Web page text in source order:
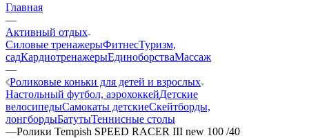
Главная
—
Активный отдых
Силовые тренажерыФитнесТуризм,
садКардиотренажерыЕдиноборстваМассаж
—
Роликовые коньки для детей и взрослых
Настольный футбол, аэрохоккейДетские
велосипедыСамокаты детскиеСкейтборды,
лонгбордыБатутыТеннисные столы
—Ролики Tempish SPEED RACER III new 100 /40